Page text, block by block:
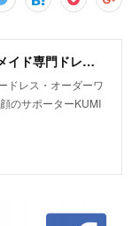
名古屋 豊橋のオーダーメイド専門ドレスデザイナー KUMI OHARA
レス・オーダーワ
のサポーターKUMI